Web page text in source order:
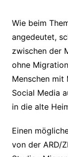
Wie beim
angedeutet,
zwischen der
ohne
Menschen mit
Social Media
in die alte
Einen
von der ARD/